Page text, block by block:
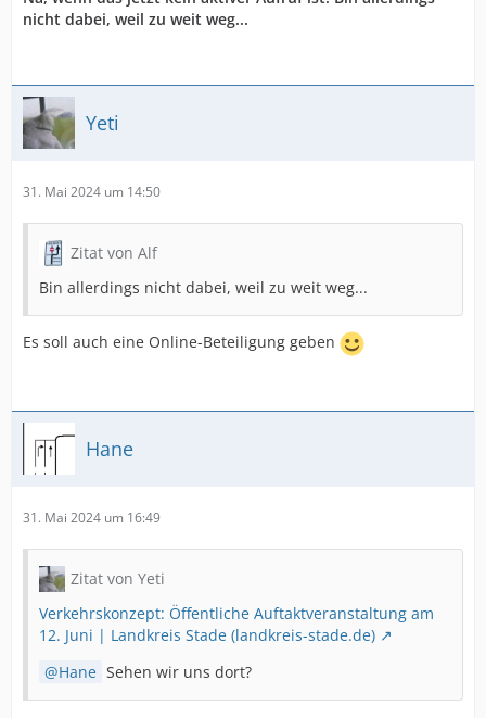
nicht dabei, weil zu weit weg...
Yeti
31. Mai 2024 um 14:50
Zitat von Alf
Bin allerdings nicht dabei, weil zu weit weg...
Es soll auch eine Online-Beteiligung geben
Hane
31. Mai 2024 um 16:49
Zitat von Yeti
Verkehrskonzept: Öffentliche Auftaktveranstaltung am
12. Juni | Landkreis Stade (landkreis-stade.de)
Hane Sehen wir uns dort?